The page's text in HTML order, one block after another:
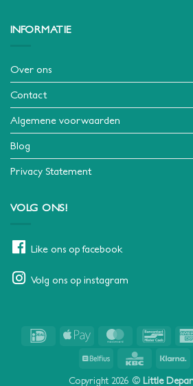
INFORMATIE
Over ons
Contact
Algemene voorwaarden
Blog
Privacy Statement
VOLG ONS!
Like ons op facebook
Volg ons op instagram
IDeal
Apple
MasterCard
Belfius KBC
Copyright 2026 © Little